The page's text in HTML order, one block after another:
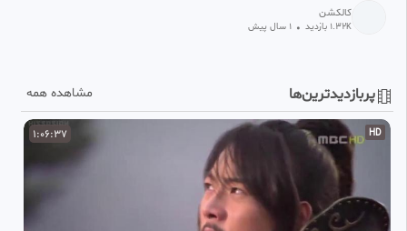
کالکشن
1.32K بازدید • 1 سال پیش
مشاهده همه پربازدیدترین‌ها
1:06:37 HD